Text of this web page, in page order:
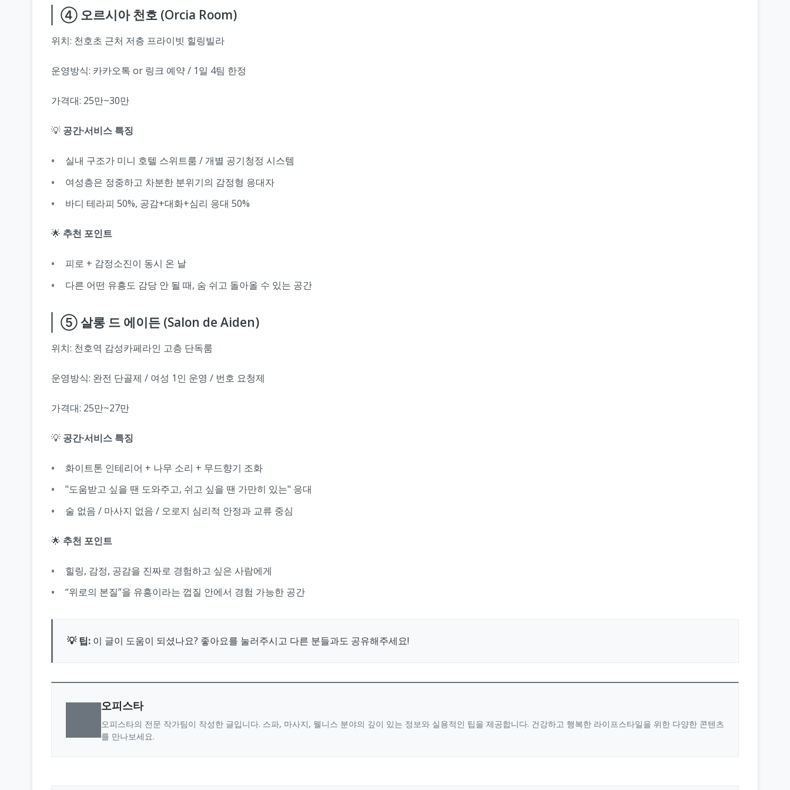
④ 오르시아 천호 (Orcia Room)
위치: 천호초 근처 저층 프라이빗 힐링빌라
운영방식: 카카오톡 or 링크 예약 / 1일 4팀 한정
가격대: 25만~30만
💡 공간·서비스 특징
실내 구조가 미니 호텔 스위트룸 / 개별 공기청정 시스템
여성층은 정중하고 차분한 분위기의 감정형 응대자
바디 테라피 50%, 공감+대화+심리 응대 50%
🌟 추천 포인트
피로 + 감정소진이 동시 온 날
다른 어떤 유흥도 감당 안 될 때, 숨 쉬고 돌아올 수 있는 공간
⑤ 살롱 드 에이든 (Salon de Aiden)
위치: 천호역 감성카페라인 고층 단독룸
운영방식: 완전 단골제 / 여성 1인 운영 / 번호 요청제
가격대: 25만~27만
💡 공간·서비스 특징
화이트톤 인테리어 + 나무 소리 + 무드향기 조화
"도움받고 싶을 땐 도와주고, 쉬고 싶을 땐 가만히 있는" 응대
술 없음 / 마사지 없음 / 오로지 심리적 안정과 교류 중심
🌟 추천 포인트
힐링, 감정, 공감을 진짜로 경험하고 싶은 사람에게
“위로의 본질”을 유흥이라는 껍질 안에서 경험 가능한 공간
💡 팁: 이 글이 도움이 되셨나요? 좋아요를 눌러주시고 다른 분들과도 공유해주세요!
오피스타
오피스타의 전문 작가팀이 작성한 글입니다. 스파, 마사지, 웰니스 분야의 깊이 있는 정보와 실용적인 팁을 제공합니다. 건강하고 행복한 라이프스타일을 위한 다양한 콘텐츠
를 만나보세요.